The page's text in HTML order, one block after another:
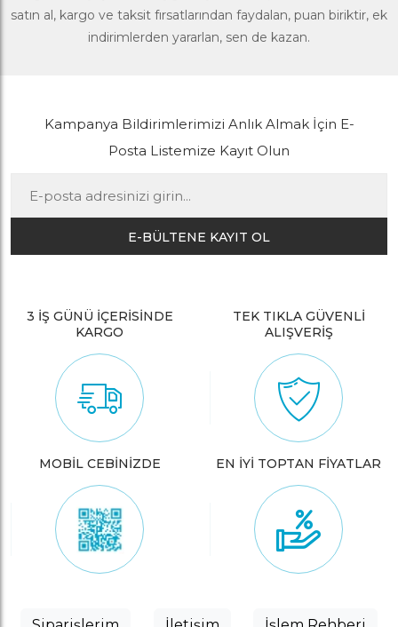
satın al, kargo ve taksit fırsatlarından faydalan, puan biriktir, ek
indirimlerden yararlan, sen de kazan.
Kampanya Bildirimlerimizi Anlık Almak İçin E-
Posta Listemize Kayıt Olun
E-BÜLTENE KAYIT OL
3 İŞ GÜNÜ İÇERİSİNDE
KARGO
TEK TIKLA GÜVENLİ
ALIŞVERİŞ
MOBİL CEBİNİZDE EN İYİ TOPTAN FİYATLAR